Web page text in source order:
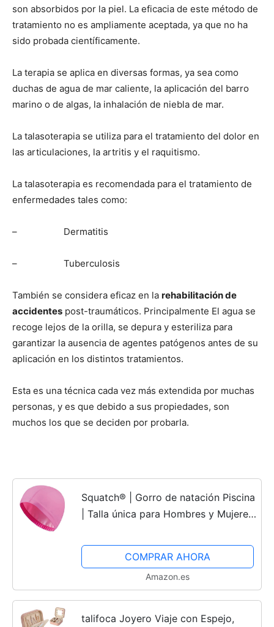
son absorbidos por la piel. La eficacia de este método de
tratamiento no es ampliamente aceptada, ya que no ha
sido probada cientí­ficamente.
La terapia se aplica en diversas formas, ya sea como
duchas de agua de mar caliente, la aplicación del barro
marino o de algas, la inhalación de niebla de mar.
La talasoterapia se utiliza para el tratamiento del dolor en
las articulaciones, la artritis y el raquitismo.
La talasoterapia es recomendada para el tratamiento de
enfermedades tales como:
– Dermatitis
– Tuberculosis
También se considera eficaz en la rehabilitación de
accidentes post-traumáticos. Principalmente El agua se
recoge lejos de la orilla, se depura y esteriliza para
garantizar la ausencia de agentes patógenos antes de su
aplicación en los distintos tratamientos.
Esta es una técnica cada vez más extendida por muchas
personas, y es que debido a sus propiedades, son
muchos los que se deciden por probarla.
Squatch® | Gorro de natación Piscina
| Talla única para Hombres y Mujeres
Excelente Elasticidad y Fuerza (Rosa)
COMPRAR AHORA
Amazon.es
talifoca Joyero Viaje con Espejo,